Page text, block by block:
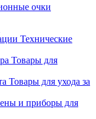
очки
Технические
Товары для
Товары для ухода за
и приборы для